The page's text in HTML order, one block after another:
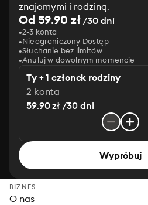
znajomymi i rodziną.
Od 59.90 zł/30 dni
2-3 konta
Nieograniczony Dostęp
Słuchanie bez limitów
Anuluj w dowolnym momencie
Ty + 1 członek rodziny
2 konta
59.90 zł /30 dni
Wypróbuj
BIZNES
O nas